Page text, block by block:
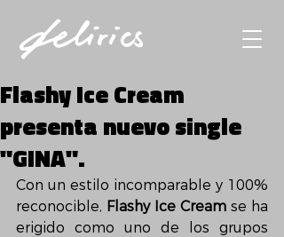
Flashy Ice Cream
presenta nuevo single
"GINA".
Con un estilo incomparable y 100%
reconocible, Flashy Ice Cream se ha
erigido como uno de los grupos